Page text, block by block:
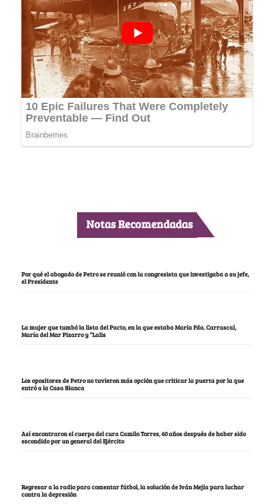
Notas Recomendadas
Por qué el abogado de Petro se reunió con la congresista que investigaba a su jefe,
el Presidente
La mujer que tumbó la lista del Pacto, en la que estaba María Fda. Carrascal,
María del Mar Pizarro y “Lalis
Los opositores de Petro no tuvieron más opción que criticar la puerta por la que
entró a la Casa Blanca
Así encontraron el cuerpo del cura Camilo Torres, 60 años después de haber sido
escondido por un general del Ejército
Regresar a la radio para comentar fútbol, la solución de Iván Mejía para luchar
contra la depresión